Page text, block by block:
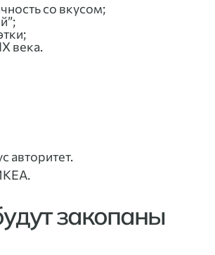
со вкусом;
века.
авторитет.
закопаны